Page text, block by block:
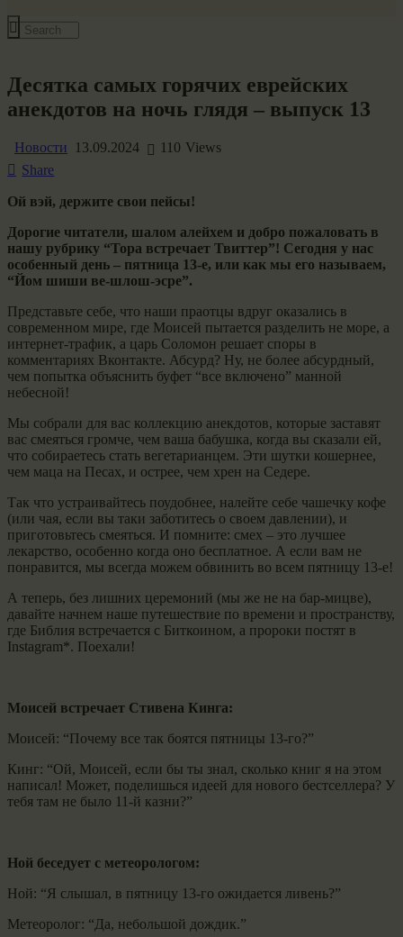
Десятка самых горячих еврейских
анекдотов на ночь глядя – выпуск 13
Новости 13.09.2024 110 Views
Share
Ой вэй, держите свои пейсы!
Дорогие читатели, шалом алейхем и добро пожаловать в
нашу рубрику “Тора встречает Твиттер”! Сегодня у нас
особенный день – пятница 13-е, или как мы его называем,
“Йом шиши ве-шлош-эсре”.
Представьте себе, что наши праотцы вдруг оказались в
современном мире, где Моисей пытается разделить не море, а
интернет-трафик, а царь Соломон решает споры в
комментариях Вконтакте. Абсурд? Ну, не более абсурдный,
чем попытка объяснить буфет “все включено” манной
небесной!
Мы собрали для вас коллекцию анекдотов, которые заставят
вас смеяться громче, чем ваша бабушка, когда вы сказали ей,
что собираетесь стать вегетарианцем. Эти шутки кошернее,
чем маца на Песах, и острее, чем хрен на Седере.
Так что устраивайтесь поудобнее, налейте себе чашечку кофе
(или чая, если вы таки заботитесь о своем давлении), и
приготовьтесь смеяться. И помните: смех – это лучшее
лекарство, особенно когда оно бесплатное. А если вам не
понравится, мы всегда можем обвинить во всем пятницу 13-е!
А теперь, без лишних церемоний (мы же не на бар-мицве),
давайте начнем наше путешествие по времени и пространству,
где Библия встречается с Биткоином, а пророки постят в
Instagram*. Поехали!
Моисей встречает Стивена Кинга:
Моисей: “Почему все так боятся пятницы 13-го?”
Кинг: “Ой, Моисей, если бы ты знал, сколько книг я на этом
написал! Может, поделишься идеей для нового бестселлера? У
тебя там не было 11-й казни?”
Ной беседует с метеорологом:
Ной: “Я слышал, в пятницу 13-го ожидается ливень?”
Метеоролог: “Да, небольшой дождик.”